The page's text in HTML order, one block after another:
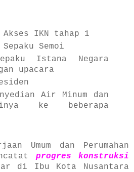
IKN tahap 1
Sepaku Semoi
Istana Negara
upacara
Air Minum dan
ke beberapa
Umum dan Perumahan
progres konstruksi
di Ibu Kota Nusantara